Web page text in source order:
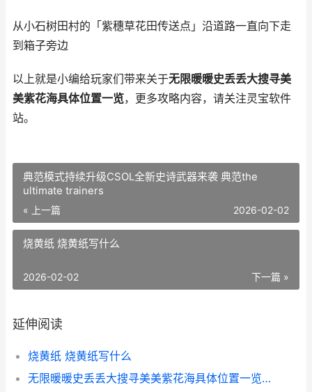
从小石树田村的「紫穗草花田传送点」沿道路一直向下走
到箱子旁边
以上就是小编给玩家们带来关于无限暖暖史丢丢大搜寻美
美紫花海具体位置一览，更多攻略内容，请关注灵宝软件
站。
典范模式持续升级CSOL全新史诗武器来袭 典范the
ultimate trainers
« 上一篇 2026-02-02
烧黄纸 烧黄纸写什么
下一篇 »
2026-02-02
延伸阅读
烧黄纸 烧黄纸写什么
无限暖暖史丢丢大搜寻美美紫花海具体位置一览 无限暖暖史丢丢在哪里音乐季